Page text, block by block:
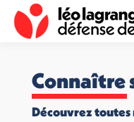
Connaître
Découvrez toutes